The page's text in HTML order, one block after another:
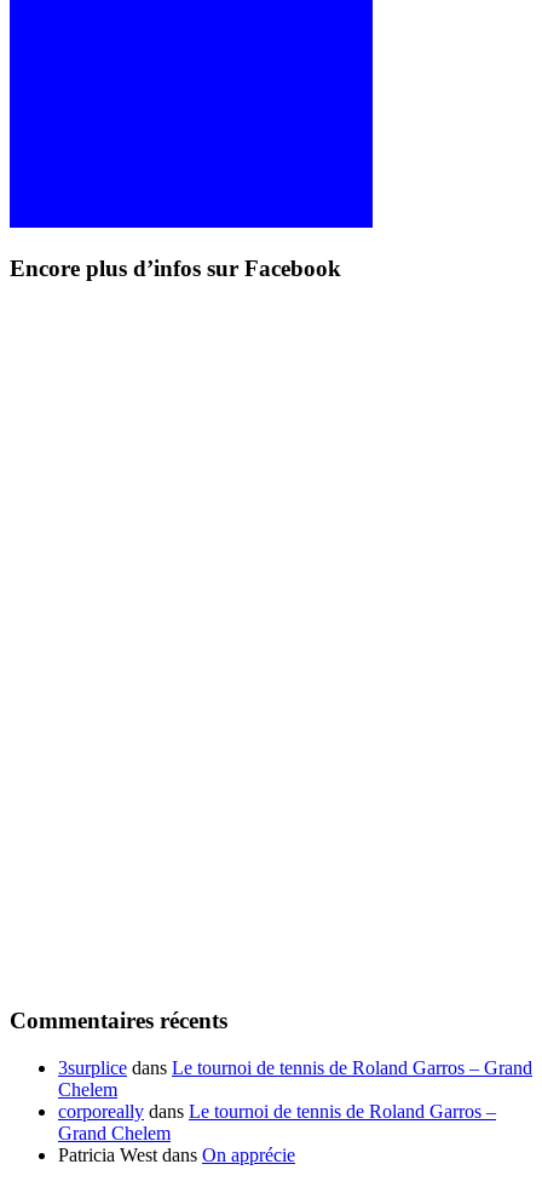
Encore plus d’infos sur Facebook
Commentaires récents
3surplice dans Le tournoi de tennis de Roland Garros – Grand
Chelem
corporeally dans Le tournoi de tennis de Roland Garros –
Grand Chelem
Patricia West dans On apprécie